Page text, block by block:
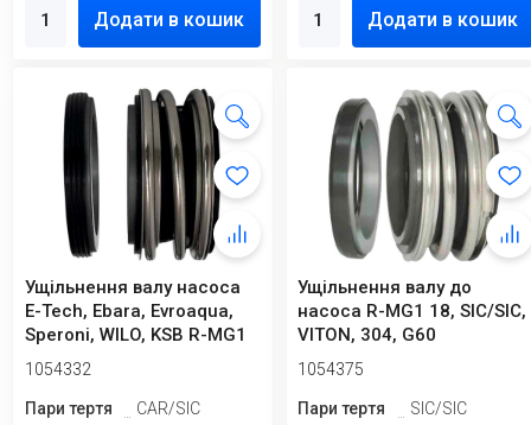
Додати в кошик Додати в кошик
Ущільнення валу насоса
E-Tech, Ebara, Evroaqua,
Speroni, WILO, KSB R-MG1
14, ...
1054332
Пари тертя
CAR/SIC
Ущільнення валу до
насоса R-MG1 18, SIC/SIC,
VITON, 304, G60
1054375
Пари тертя
SIC/SIC